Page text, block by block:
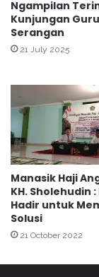
a
g
k
e
a
n
R
e
o
S
e
s
u
a
i
K
A
Ngampilan
Kunjungan Guru
Serangan
21 July 2025
Manasik Haji
KH. Sholehudin :
Hadir untuk
Solusi
21 October 2022